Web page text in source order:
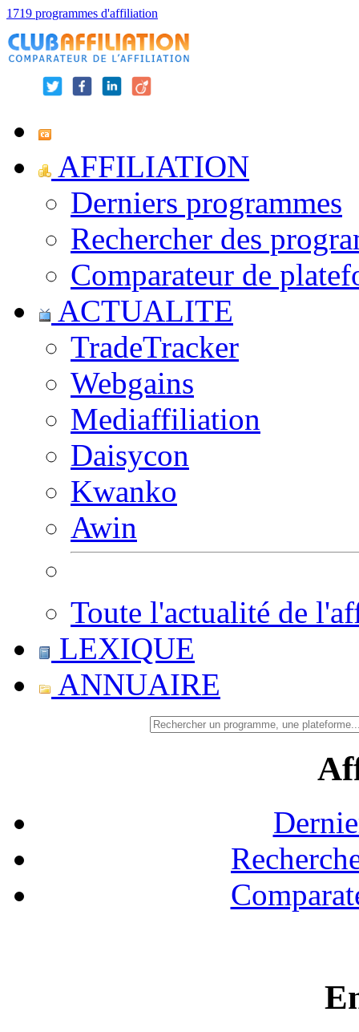
1719 programmes d'affiliation
AFFILIATION
Derniers programmes
Rechercher des
Comparateur de
ACTUALITE
TradeTracker
Webgains
Mediaffiliation
Daisycon
Kwanko
Awin
Toute l'actualité de
LEXIQUE
ANNUAIRE